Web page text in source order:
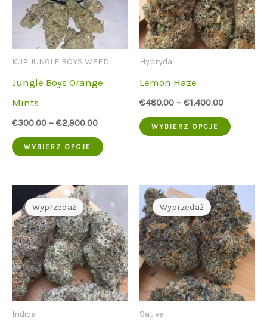
można
wybrać
można
wybrać
KUP JUNGLE BOYS WEED
Jungle Boys Orange
Mints
€300.00 – €2,900.00
WYBIERZ OPCJE
Ten
ma
wiele
wariantów.
Opcje
można
wybrać
Hybryda
Lemon Haze
€480.00 – €1,400.00
WYBIERZ OPCJE
Ten
wiele
Opcje
można
wybrać
na
Wyprzedaż
Indica
Wyprzedaż
Sativa